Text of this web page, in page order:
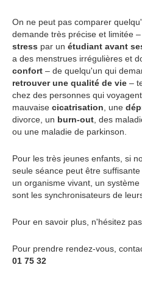
On ne peut pas comparer
demande très précise et limitée
stress par un étudiant avant
a des menstrues irrégulières et
confort – de quelqu'un qui
retrouver une qualité de vie –
chez des personnes qui
mauvaise cicatrisation , une
divorce, un burn-out , des
ou une maladie de parkinson.
Pour les très jeunes enfants, si
seule séance peut être
un organisme vivant, un
sont les synchronisateurs de
Pour en savoir plus, n'hésitez
Pour prendre rendez-vous,
01 75 32